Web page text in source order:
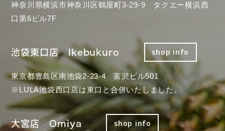
神奈川県横浜市神奈川区鶴屋町3-29-9 タクエー横浜西
口第6ビル7F
池袋東口店 Ikebukuro shop info
東京都豊島区南池袋2-23-4 富沢ビル501
※LULA池袋西口店は東口と合併いたしました。
大宮店 Omiya shop info